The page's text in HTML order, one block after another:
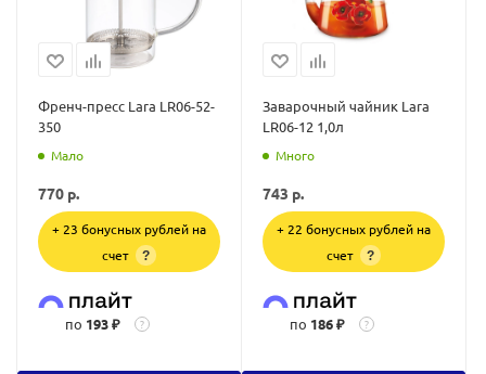
Френч-пресс Lara LR06-52-
350
Мало
770 р.
+ 23 бонусных рублей на
счет
?
по 193 ₽ ?
Заварочный чайник Lara
LR06-12 1,0л
Много
743 р.
+ 22 бонусных рублей на
счет
?
по 186 ₽ ?